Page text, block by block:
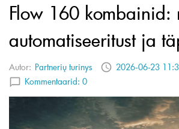
Flow 160 kombainid:
automatiseeritust ja
Autor: Partnerių turinys
2026-06-23
Kommentaarid: 0